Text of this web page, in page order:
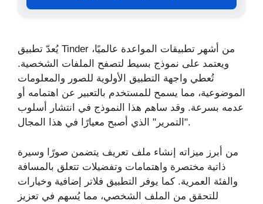
يُعدّ تطبيق Tinder من أشهر تطبيقات المواعدة عالميًا،
ويعتمد على نموذج بسيط لتصفح الملفات الشخصية.
تُعطي واجهة التطبيق الأولوية للصور والمعلومات
الموضوعية، مما يسمح للمستخدم بالتعبير عن اهتمامه أو
عدمه بسرعة. وقد ساهم هذا النموذج في انتشار أسلوب
"التمرير" الذي أصبح معيارًا في هذا المجال.
من أبرز ميزاته إنشاء ملف تعريف يتضمن صورًا وسيرة
ذاتية مختصرة واهتمامات وتفضيلات تتعلق بالمسافة
والفئة العمرية. كما يوفر التطبيق فلاتر إضافية وخيارات
للتحقق من الملف الشخصي، مما يُسهم في تعزيز